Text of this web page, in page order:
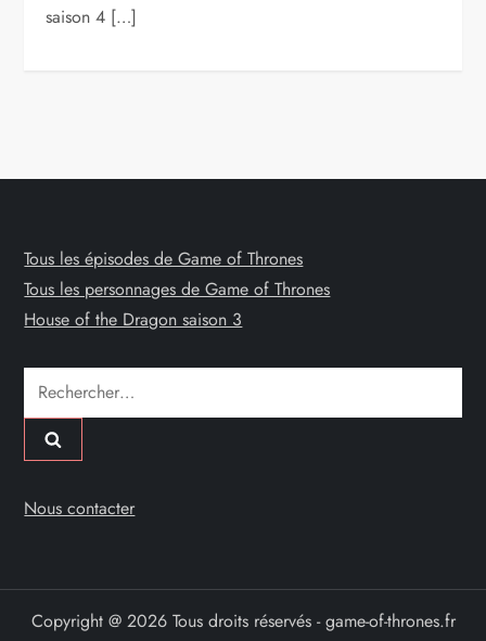
saison 4 […]
Tous les épisodes de Game of Thrones
Tous les personnages de Game of Thrones
House of the Dragon saison 3
Rechercher :
Nous contacter
Copyright @ 2026 Tous droits réservés - game-of-thrones.fr